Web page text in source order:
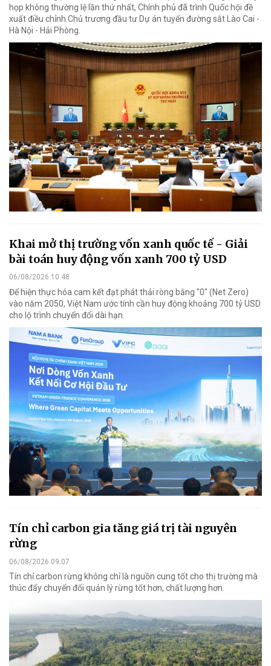
họp không thường lệ lần thứ nhất, Chính phủ đã trình Quốc hội đề
xuất điều chỉnh Chủ trương đầu tư Dự án tuyến đường sắt Lào Cai -
Hà Nội - Hải Phòng.
Khai mở thị trường vốn xanh quốc tế - Giải
bài toán huy động vốn xanh 700 tỷ USD
06/08/2026 10:48
Để hiện thực hóa cam kết đạt phát thải ròng bằng "0" (Net Zero)
vào năm 2050, Việt Nam ước tính cần huy động khoảng 700 tỷ USD
cho lộ trình chuyển đổi dài hạn.
Tín chỉ carbon gia tăng giá trị tài nguyên
rừng
06/08/2026 09:07
Tín chỉ carbon rừng không chỉ là nguồn cung tốt cho thị trường mà
thúc đẩy chuyển đổi quản lý rừng tốt hơn, chất lượng hơn.